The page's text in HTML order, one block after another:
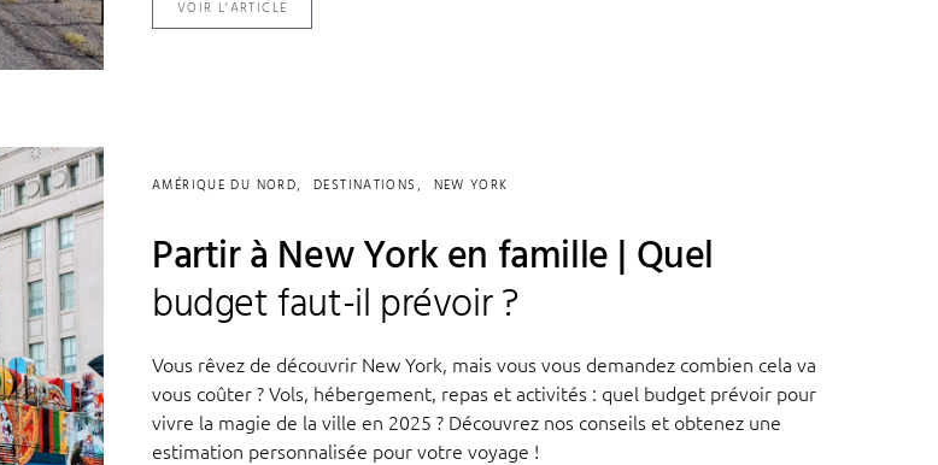
VOIR L'ARTICLE
AMÉRIQUE DU NORD DESTINATIONS NEW YORK
Partir à New York en famille | Quel
budget faut-il prévoir ?
Vous rêvez de découvrir New York, mais vous vous demandez combien cela va
vous coûter ? Vols, hébergement, repas et activités : quel budget prévoir pour
vivre la magie de la ville en 2025 ? Découvrez nos conseils et obtenez une
estimation personnalisée pour votre voyage !